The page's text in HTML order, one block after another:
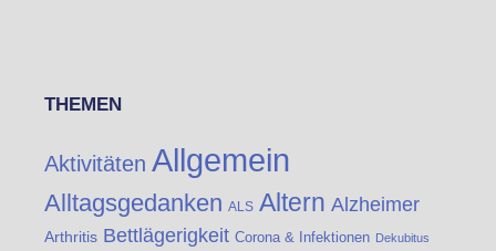
THEMEN
Aktivitäten Allgemein
Alltagsgedanken ALS Altern Alzheimer
Arthritis Bettlägerigkeit Corona & Infektionen Dekubitus